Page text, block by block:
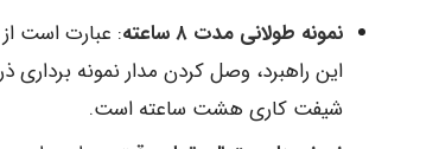
نمونه طولانی مدت ۸ ساعته
: عبارت است
این راهبرد، وصل کردن مدار نمونه
شیفت کاری هشت ساعته است.